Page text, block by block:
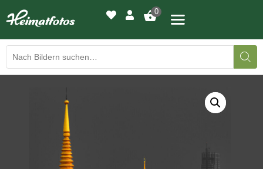
0
DRUCKQUALITÄTEN
LED-LEUCHTBILDER